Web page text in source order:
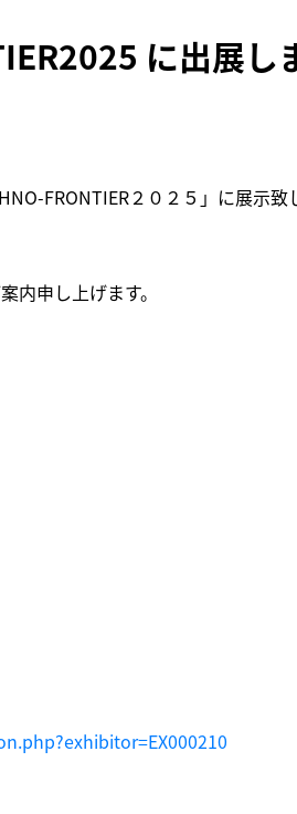
に出展し
FRONTIER２０２５」に展示致
内申し上げます。